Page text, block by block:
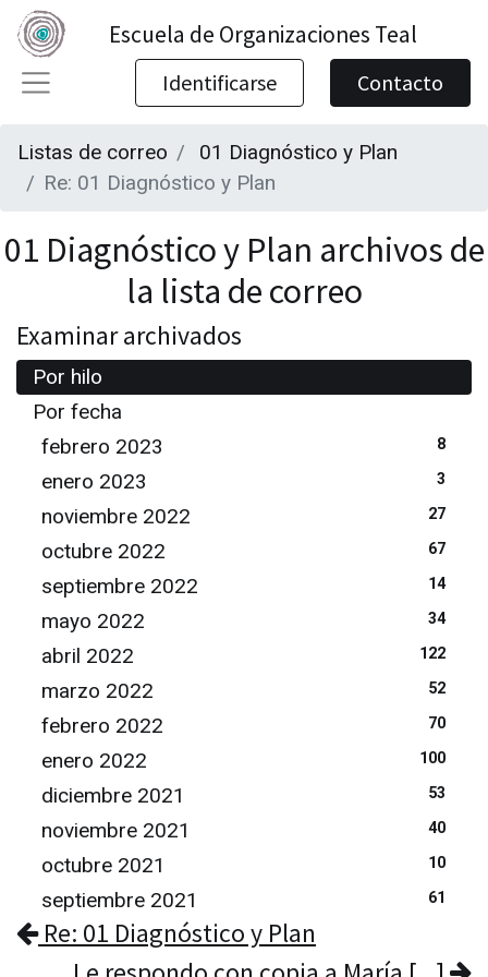
Escuela de Organizaciones Teal
Identificarse Contacto
Listas de correo
01 Diagnóstico y Plan
Re: 01 Diagnóstico y Plan
01 Diagnóstico y Plan archivos de
la lista de correo
Examinar archivados
Por hilo
Por fecha
febrero 2023
8
enero 2023 3
noviembre 2022 27
octubre 2022 67
septiembre 2022 14
mayo 2022 34
abril 2022 122
marzo 2022 52
febrero 2022 70
enero 2022 100
diciembre 2021 53
noviembre 2021 40
octubre 2021 10
septiembre 2021 61
Re: 01 Diagnóstico y Plan